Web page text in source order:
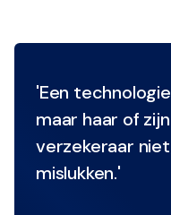
'Een
maar haar of
verzekeraar
mislukken.'